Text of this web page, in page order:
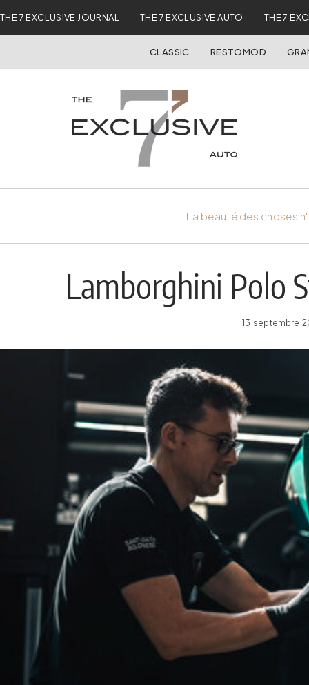
THE 7 EXCLUSIVE JOURNAL THE 7 EXCLUSIVE AUTO THE 7
CLASSIC RESTOMOD
La beauté des choses
Lamborghini Polo
13 septembre